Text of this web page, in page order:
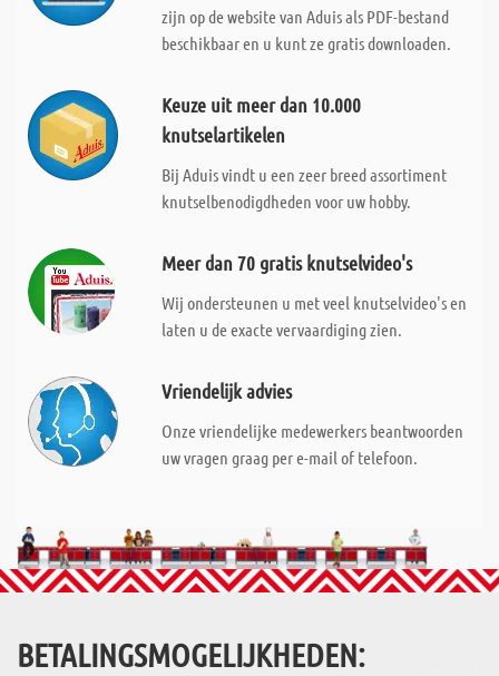
zijn op de website van Aduis als PDF-bestand
beschikbaar en u kunt ze gratis downloaden.
Keuze uit meer dan 10.000
knutselartikelen
Bij Aduis vindt u een zeer breed assortiment
knutselbenodigdheden voor uw hobby.
Meer dan 70 gratis knutselvideo's
Wij ondersteunen u met veel knutselvideo's en
laten u de exacte vervaardiging zien.
Vriendelijk advies
Onze vriendelijke medewerkers beantwoorden
uw vragen graag per e-mail of telefoon.
BETALINGSMOGELIJKHEDEN: